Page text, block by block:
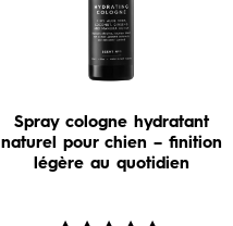
Spray cologne hydratant
naturel pour chien – finition
légère au quotidien